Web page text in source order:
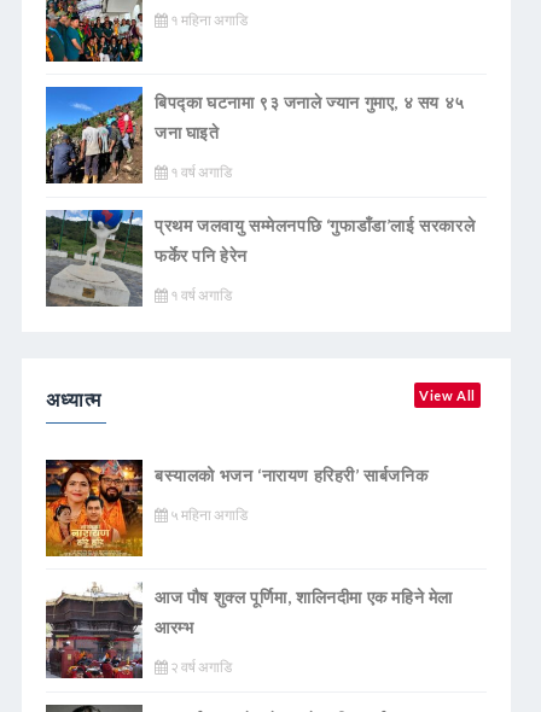
१ महिना अगाडि
बिपद्का घटनामा ९३ जनाले ज्यान गुमाए, ४ सय ४५
जना घाइते
१ वर्ष अगाडि
प्रथम जलवायु सम्मेलनपछि ‘गुफाडाँडा’लाई सरकारले
फर्केर पनि हेरेन
१ वर्ष अगाडि
अध्यात्म View All
बस्यालको भजन ‘नारायण हरिहरी’ सार्बजनिक
५ महिना अगाडि
आज पौष शुक्ल पूर्णिमा, शालिनदीमा एक महिने मेला
आरम्भ
२ वर्ष अगाडि